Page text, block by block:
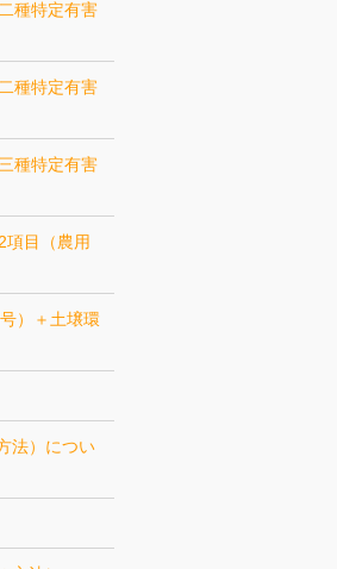
種特定有害
種特定有害
種特定有害
項目（農用
）＋土壌環
法）につい